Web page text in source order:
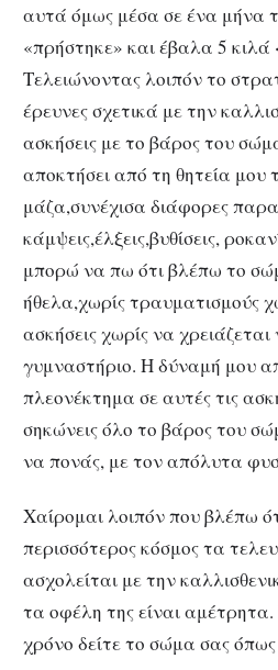
αυτά όμως μέσα σε ένα μήνα
«πρήστηκε» και έβαλα 5
Τελειώνοντας λοιπόν το
έρευνες σχετικά με την
ασκήσεις με το βάρος του
αποκτήσει από τη θητεία μου
μάζα,συνέχισα διάφορες
κάμψεις,έλξεις,βυθίσεις,
μπορώ να πω ότι βλέπω το
ήθελα,χωρίς τραυματισμούς
ασκήσεις χωρίς να
γυμναστήριο. Η δύναμή μου
πλεονέκτημα σε αυτές τις
σηκώνεις όλο το βάρος του
να πονάς, με τον απόλυτα
Χαίρομαι λοιπόν που βλέπω
περισσότερος κόσμος τα
ασχολείται με την
τα οφέλη της είναι
χρόνο δείτε το σώμα σας